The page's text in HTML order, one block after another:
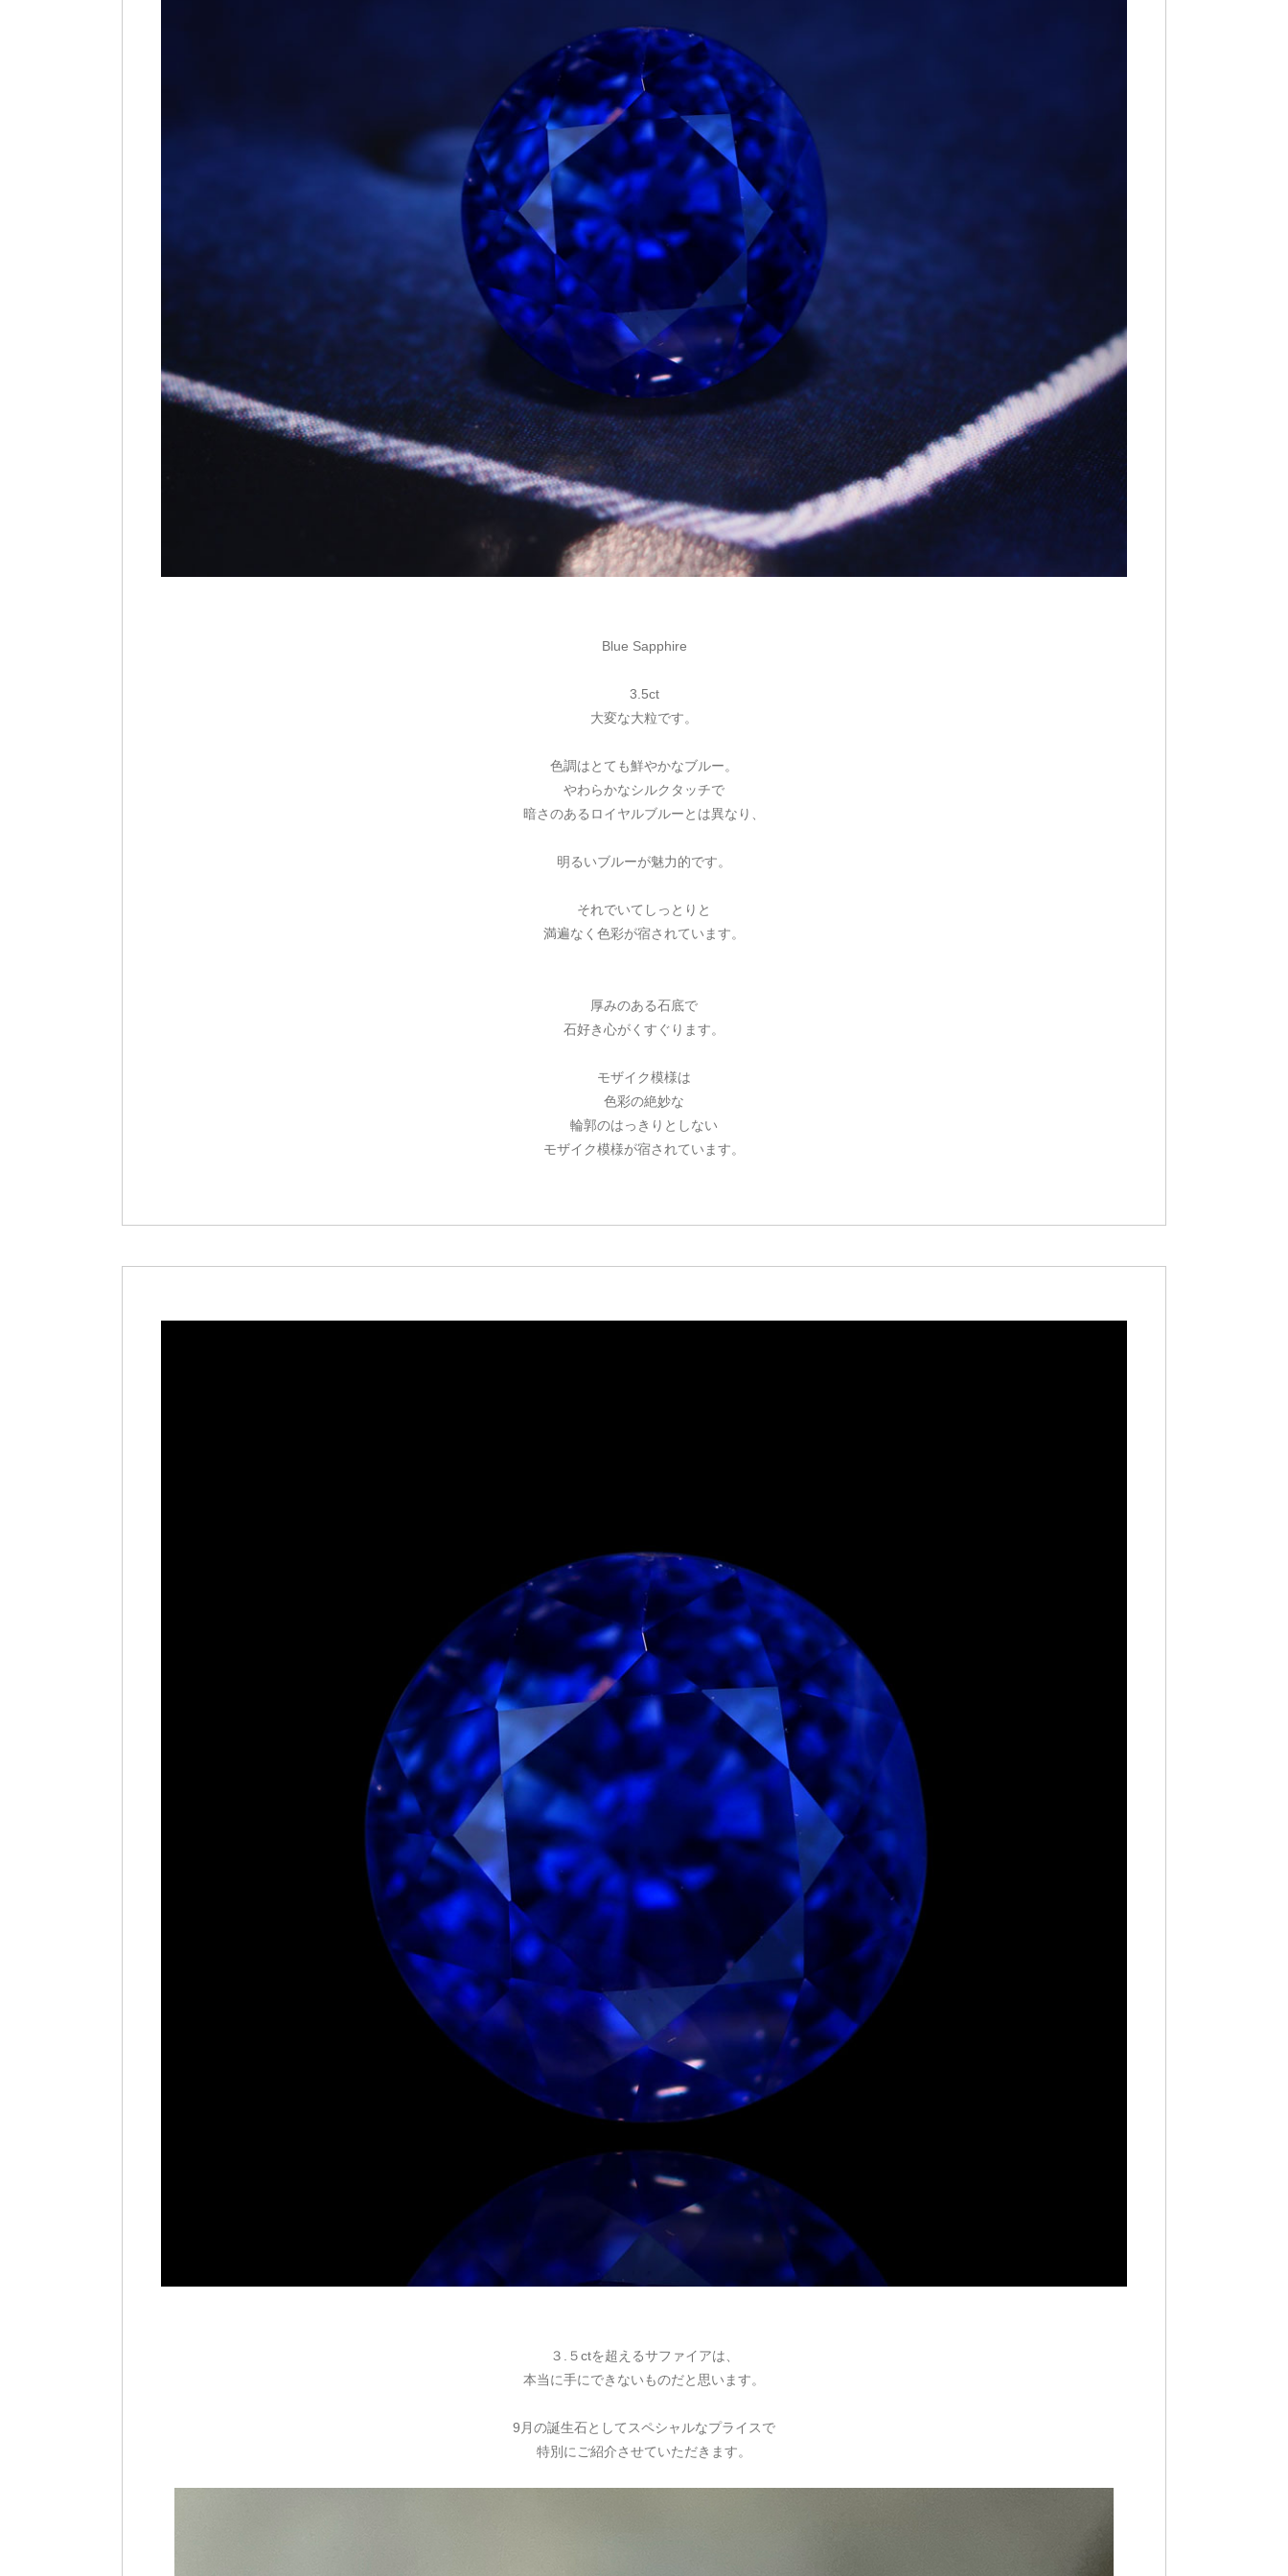
Blue Sapphire
3.5ct
大変な大粒です。
色調はとても鮮やかなブルー。
やわらかなシルクタッチで
暗さのあるロイヤルブルーとは異なり、
明るいブルーが魅力的です。
それでいてしっとりと
満遍なく色彩が宿されています。
厚みのある石底で
石好き心がくすぐります。
モザイク模様は
色彩の絶妙な
輪郭のはっきりとしない
モザイク模様が宿されています。
３.５ctを超えるサファイアは、
本当に手にできないものだと思います。
9月の誕生石としてスペシャルなプライスで
特別にご紹介させていただきます。